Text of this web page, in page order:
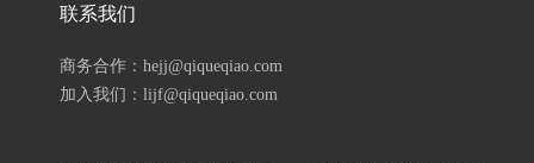
联系我们
商务合作：hejj@qiqueqiao.com
加入我们：lijf@qiqueqiao.com